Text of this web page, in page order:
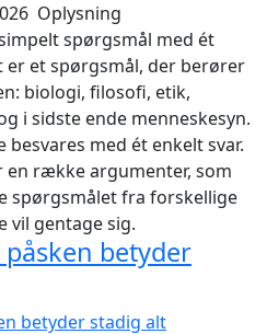
Oplysning
spørgsmål med ét
et spørgsmål, der berører
biologi, filosofi, etik,
i sidste ende menneskesyn.
med ét enkelt svar.
en række argumenter, som
spørgsmålet fra forskellige
vil gentage sig.
betyder